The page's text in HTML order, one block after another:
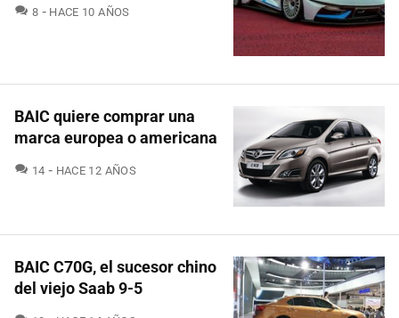
8 COMENTARIOS
HACE 10 AÑOS
BAIC quiere comprar una
marca europea o americana
14 COMENTARIOS
HACE 12 AÑOS
BAIC C70G, el sucesor chino
del viejo Saab 9-5